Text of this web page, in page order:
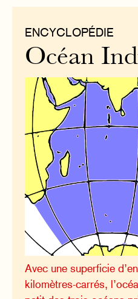
ENCYCLOPÉDIE
Océan
Avec une superficie
kilomètres-carrés,